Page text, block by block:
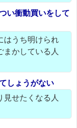
い衝動買いをして
はうち明けられ
まかしている人
しょうがない
せたくなる人